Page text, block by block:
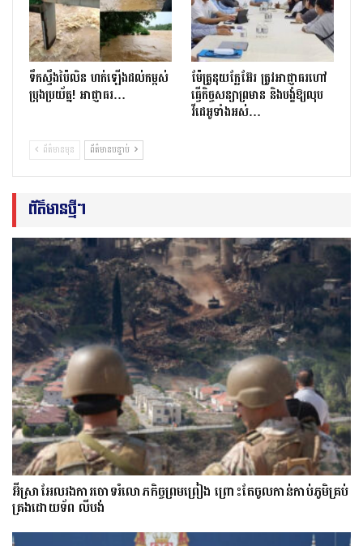
ទឹកស្ទឹងប៉ៃលិន ហក់ឡើងដល់កម្ពស់
ប្រុងប្រយ័ត្ន! អាជ្ញាធរ…
ម៉ែគ្រូនុយក្លែអ៊ែរ ត្រូវអាជ្ញាធរហៅ
ធ្វើកិច្ចសន្យាព្រមាន និងបង្ខំឱ្យលុប
វីដេអូទាំងអស់…
ព័ត៌មានមុន ព័ត៌មានបន្ទាប់
ព័ត៌មានថ្មីៗ
អ៊ីស្រាអែលរង​ការ​ចោទ​​រំលោភកិច្ចព្រមព្រៀង ព្រោះតែ​​ចូល​កាន់​កាប់​ភូមិគ្រប់
គ្រងដោយទ័ព លីបង់